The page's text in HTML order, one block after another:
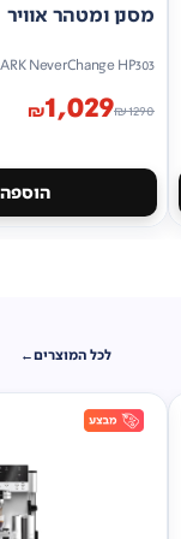
מסנן ומטהר אוויר
NeverChange HP303
₪1290
₪1,029
לכל המוצרים